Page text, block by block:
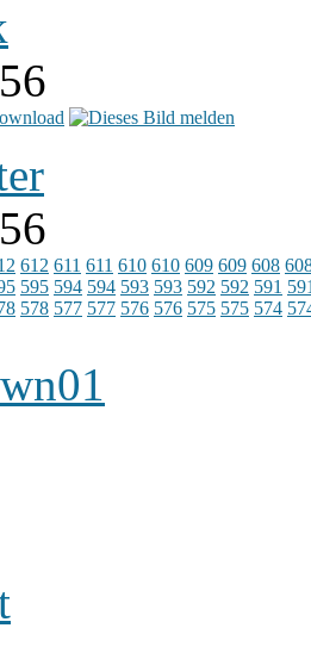
612 611 611 610 610 609 609 608
595 594 594 593 593 592 592 591
578 577 577 576 576 575 575 574